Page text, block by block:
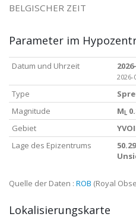
BELGISCHER ZEIT
Parameter im
Datum und Uhrzeit
2026-
Type
Magnitude
M L
Gebiet
Lage des Epizentrums
Quelle der Daten : ROB (Royal
Lokalisierungskarte